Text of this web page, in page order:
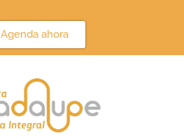
Agenda ahora